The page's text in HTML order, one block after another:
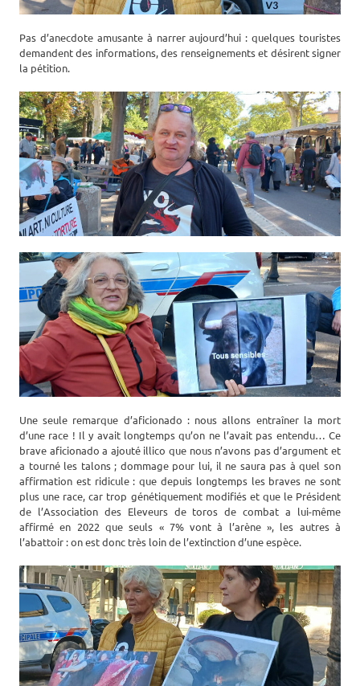
Pas d’anecdote amusante à narrer aujourd’hui : quelques touristes
demandent des informations, des renseignements et désirent signer
la pétition.
Une seule remarque d’aficionado : nous allons entraîner la mort
d’une race ! Il y avait longtemps qu’on ne l’avait pas entendu… Ce
brave aficionado a ajouté illico que nous n’avons pas d’argument et
a tourné les talons ; dommage pour lui, il ne saura pas à quel son
affirmation est ridicule : que depuis longtemps les braves ne sont
plus une race, car trop génétiquement modifiés et que le Président
de l’Association des Eleveurs de toros de combat a lui-même
affirmé en 2022 que seuls « 7% vont à l’arène », les autres à
l’abattoir : on est donc très loin de l’extinction d’une espèce.